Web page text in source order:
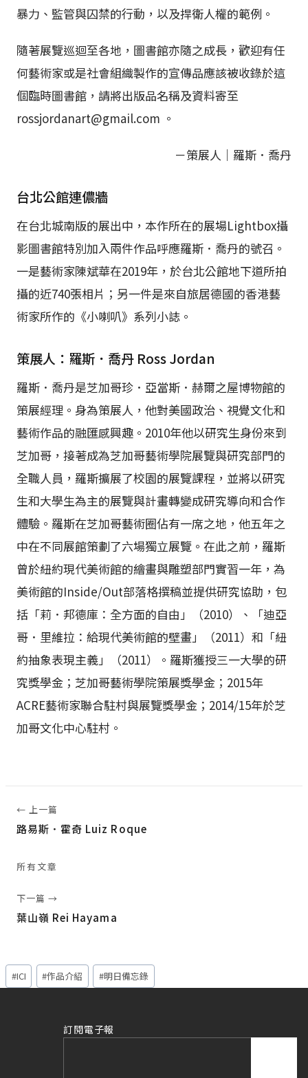
暴力、監管與囚禁的行動，以及捍衛人權的範例。
隨著展覽巡迴至各地，圖書館亦隨之成長，歡迎有任
何藝術家或是社會組織製作的宣傳品應該被收錄於這
個臨時圖書館，請將出版品名稱及資料寄至
rossjordanart@gmail.com 。
－策展人｜羅斯．喬丹
台北公館連儂牆
在台北城南版的展出中，本作所在的展場Lightbox攝
影圖書館特別加入兩件作品呼應羅斯．喬丹的號召。
一是藝術家陳斌華在2019年，於台北公館地下道所拍
攝的近740張相片；另一件是來自旅居德國的香港藝
術家所作的《小喇叭》系列小誌。
策展人：羅斯．喬丹 Ross Jordan
羅斯．喬丹是芝加哥珍．亞當斯．赫爾之屋博物館的
策展經理。身為策展人，他對美國政治、視覺文化和
藝術作品的融匯感興趣。2010年他以研究生身份來到
芝加哥，接著成為芝加哥藝術學院展覽與研究部門的
全職人員，羅斯擴展了校園的展覽課程，並將以研究
生和大學生為主的展覽與計畫轉變成研究導向和合作
體驗。羅斯在芝加哥藝術圈佔有一席之地，他五年之
中在不同展館策劃了六場獨立展覽。在此之前，羅斯
曾於紐約現代美術館的繪畫與雕塑部門實習一年，為
美術館的Inside/Out部落格撰稿並提供研究協助，包
括「莉．邦德庫：全方面的自由」（2010）、「迪亞
哥．里維拉：給現代美術館的壁畫」（2011）和「紐
約抽象表現主義」（2011）。羅斯獲授三一大學的研
究獎學金；芝加哥藝術學院策展獎學金；2015年
ACRE藝術家聯合駐村與展覽獎學金；2014/15年於芝
加哥文化中心駐村。
← 上一篇
路易斯．霍奇 Luiz Roque
所有文章
下一篇 →
葉山嶺 Rei Hayama
Post
Tags:
#ICI #作品介紹 #明日備忘錄
訂閱電子報